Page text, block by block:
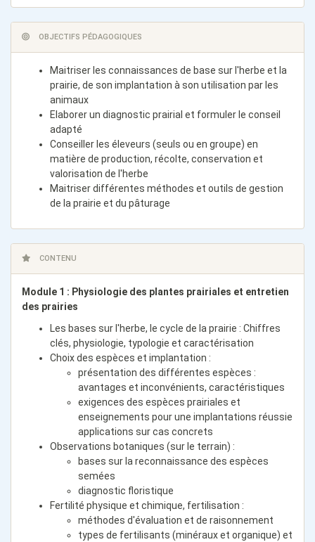
OBJECTIFS PÉDAGOGIQUES
Maitriser les connaissances de base sur l'herbe et la
prairie, de son implantation à son utilisation par les
animaux
Elaborer un diagnostic prairial et formuler le conseil
adapté
Conseiller les éleveurs (seuls ou en groupe) en
matière de production, récolte, conservation et
valorisation de l'herbe
Maitriser différentes méthodes et outils de gestion
de la prairie et du pâturage
CONTENU
Module 1 : Physiologie des plantes prairiales et entretien
des prairies
Les bases sur l'herbe, le cycle de la prairie : Chiffres
clés, physiologie, typologie et caractérisation
Choix des espèces et implantation :
présentation des différentes espèces :
avantages et inconvénients, caractéristiques
exigences des espèces prairiales et
enseignements pour une implantations réussie
applications sur cas concrets
Observations botaniques (sur le terrain) :
bases sur la reconnaissance des espèces
semées
diagnostic floristique
Fertilité physique et chimique, fertilisation :
méthodes d'évaluation et de raisonnement
types de fertilisants (minéraux et organique) et